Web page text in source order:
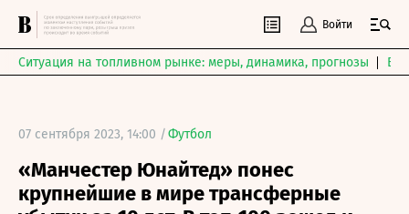
Войти
Ситуация на топливном рынке: меры, динамика, прогнозы
07 сентября 2023, 14:00 /Футбол
«Манчестер Юнайтед» понес
крупнейшие в мире трансферные